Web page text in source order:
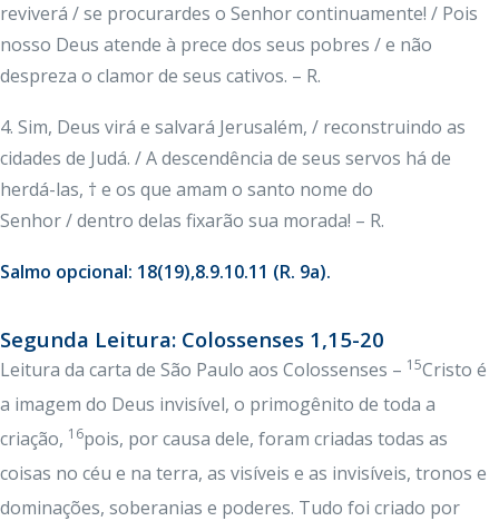
reviverá / se procurardes o Senhor continuamente! / Pois
nosso Deus atende à prece dos seus pobres / e não
despreza o clamor de seus cativos. – R.
4. Sim, Deus virá e salvará Jerusalém, / reconstruindo as
cidades de Judá. / A descendência de seus servos há de
herdá-las, † e os que amam o santo nome do
Senhor / dentro delas fixarão sua morada! – R.
Salmo opcional: 18(19),8.9.10.11 (R. 9a).
Segunda Leitura: Colossenses 1,15-20
Leitura da carta de São Paulo aos Colossenses – 15Cristo é
a imagem do Deus invisível, o primogênito de toda a
criação, 16pois, por causa dele, foram criadas todas as
coisas no céu e na terra, as visíveis e as invisíveis, tronos e
dominações, soberanias e poderes. Tudo foi criado por